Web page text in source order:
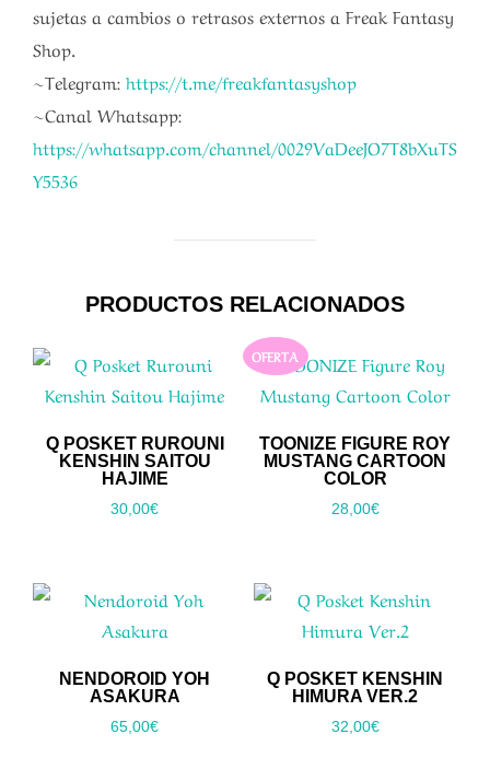
sujetas a cambios o retrasos externos a Freak Fantasy
Shop.
~Telegram: https://t.me/freakfantasyshop
~Canal Whatsapp:
https://whatsapp.com/channel/0029VaDeeJO7T8bXuTS
Y5536
PRODUCTOS RELACIONADOS
Q POSKET RUROUNI
KENSHIN SAITOU
HAJIME
30,00€
OFERTA
TOONIZE FIGURE ROY
MUSTANG CARTOON
COLOR
28,00€
NENDOROID YOH
ASAKURA
65,00€
Q POSKET KENSHIN
HIMURA VER.2
32,00€